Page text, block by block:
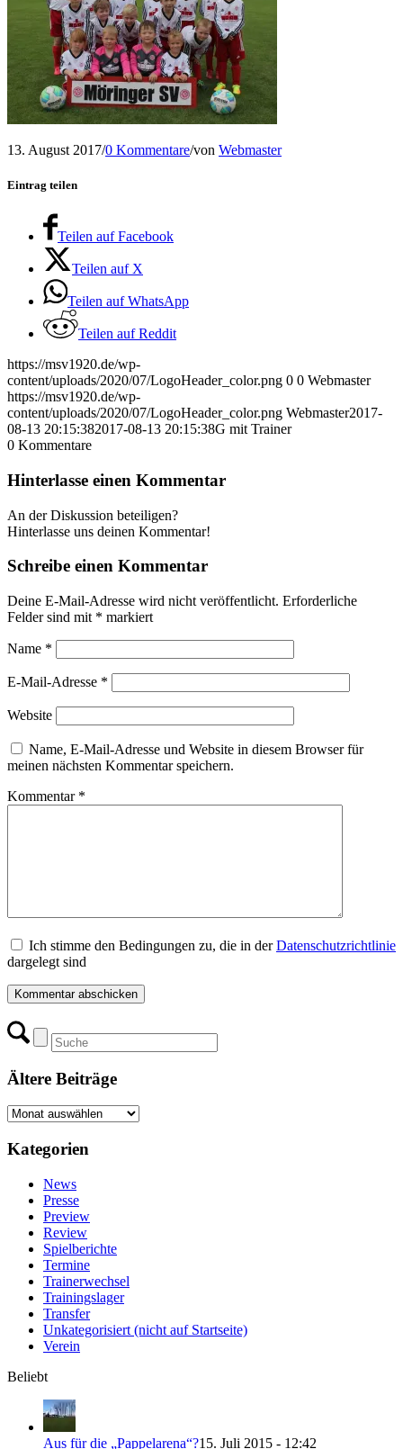
13. August 2017/0 Kommentare/von Webmaster
Eintrag teilen
Teilen auf Facebook
Teilen auf X
Teilen auf WhatsApp
Teilen auf Reddit
https://msv1920.de/wp-
content/uploads/2020/07/LogoHeader_color.png 0 0 Webmaster
https://msv1920.de/wp-
content/uploads/2020/07/LogoHeader_color.png Webmaster2017-
08-13 20:15:382017-08-13 20:15:38G mit Trainer
0 Kommentare
Hinterlasse einen Kommentar
An der Diskussion beteiligen?
Hinterlasse uns deinen Kommentar!
Schreibe einen Kommentar
Deine E-Mail-Adresse wird nicht veröffentlicht. Erforderliche
Felder sind mit * markiert
Name *
E-Mail-Adresse *
Website
Name, E-Mail-Adresse und Website in diesem Browser für
meinen nächsten Kommentar speichern.
Kommentar *
Ich stimme den Bedingungen zu, die in derDatenschutzrichtlinie
dargelegt sind
Ältere Beiträge
Ältere
Kategorien
News
Presse
Preview
Review
Spielberichte
Termine
Trainerwechsel
Trainingslager
Transfer
Unkategorisiert (nicht auf Startseite)
Verein
Beliebt
Aus für die „Pappelarena“?15. Juli 2015 - 12:42